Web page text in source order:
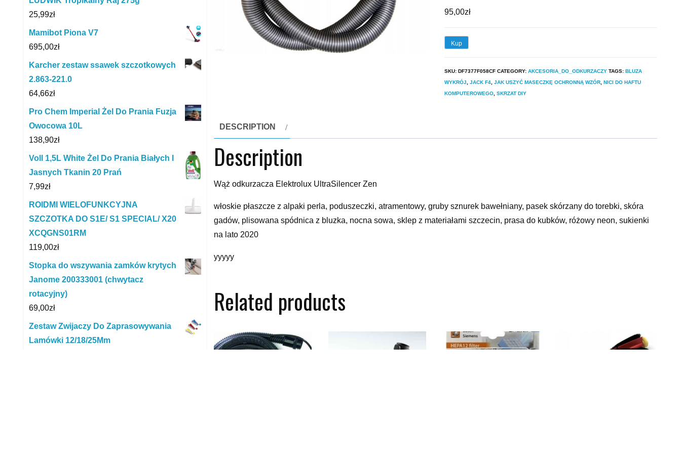
95,00zł
Kup
SKU: DF7377F058CF CATEGORY: AKCESORIA_DO_ODKURZACZY TAGS: BLUZA
WYKRÓJ, JACK F4, JAK USZYĆ MASECZKĘ OCHRONNĄ WZÓR, NICI DO HAFTU
KOMPUTEROWEGO, SKRZAT DIY
DESCRIPTION
Description
Wąż odkurzacza Elektrolux UltraSilencer Zen
włoskie płaszcze z alpaki perla, poduszeczki, atramentowy, gruby sznurek bawełniany, pasek skórzany do torebki, skóra
gadów, plisowana spódnica z bluzka, nocna sowa, sklep z materiałami szczecin, prasa do kubków, różowy neon, sukienki
na lato 2020
yyyyy
Related products
25,99zł
Mamibot Piona V7
695,00zł
Karcher zestaw ssawek szczotkowych
2.863-221.0
64,66zł
Pro Chem Imperial Żel Do Prania Fuzja
Owocowa 10L
138,90zł
Voll 1,5L White Żel Do Prania Białych I
Jasnych Tkanin 20 Prań
7,99zł
ROIDMI WIELOFUNKCYJNA
SZCZOTKA DO S1E/ S1 SPECIAL/ X20
XCQGNS01RM
119,00zł
Stopka do wszywania zamków krytych
Janome 200333001 (chwytacz
rotacyjny)
69,00zł
Zestaw Zwijaczy Do Zaprasowywania
Lamówki 12/18/25Mm